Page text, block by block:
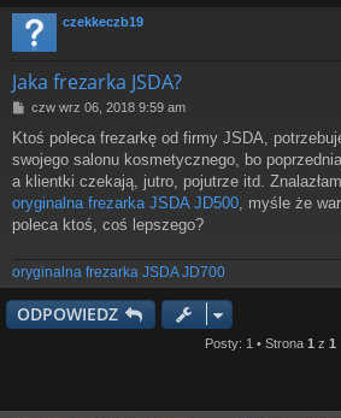
czekkeczb19
Jaka frezarka JSDA?
P
s
t
czw wrz 06, 2018 9:59 am
Ktoś poleca frezarkę od firmy JSDA,
swojego salonu kosmetycznego, bo
a klientki czekają, jutro, pojutrze itd. Znalazłam
oryginalna frezarka JSDA JD500 , myśle że
poleca ktoś, coś lepszego?
oryginalna frezarka JSDA JD700
ODPOWIEDZ
Posty: 1 • Strona 1 z 1